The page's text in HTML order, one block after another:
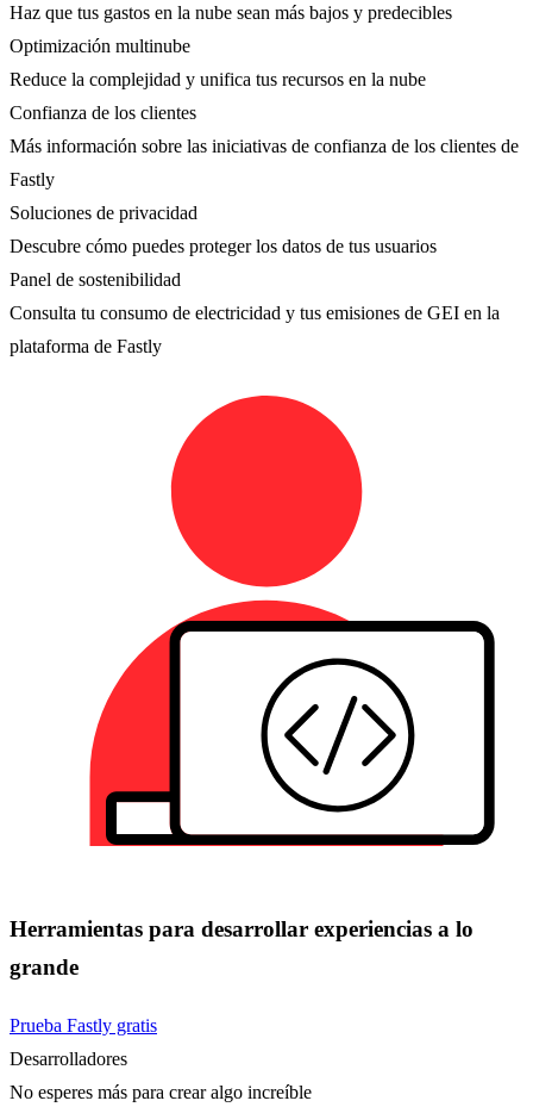
Haz que tus gastos en la nube sean más bajos y predecibles
Optimización multinube
Reduce la complejidad y unifica tus recursos en la nube
Confianza de los clientes
Más información sobre las iniciativas de confianza de los clientes de
Fastly
Soluciones de privacidad
Descubre cómo puedes proteger los datos de tus usuarios
Panel de sostenibilidad
Consulta tu consumo de electricidad y tus emisiones de GEI en la
plataforma de Fastly
Herramientas para desarrollar experiencias a lo
grande
Prueba Fastly gratis
Desarrolladores
No esperes más para crear algo increíble